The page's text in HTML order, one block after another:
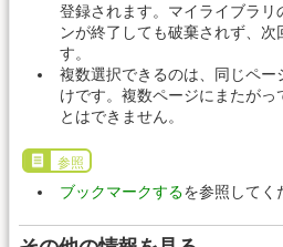
登録されます。マイライブラリ
ンが終了しても破棄されず、次
す。
複数選択できるのは、同じペ
けです。複数ページにまたがっ
とはできません。
参照
ブックマークするを参照してく